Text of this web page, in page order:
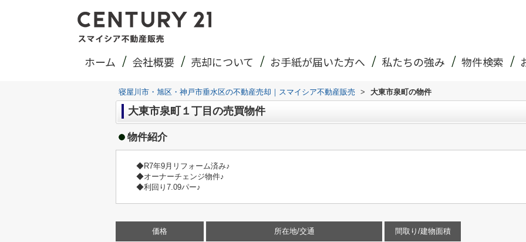
ホーム 会社概要 売却について お手紙が届いた方へ 私たちの強み 物件検索
寝屋川市・旭区・神戸市垂水区の不動産売却｜スマイシア不動産販売 > 大東市泉町の物件
大東市泉町１丁目の売買物件
物件紹介
◆R7年9月リフォーム済み♪
◆オーナーチェンジ物件♪
◆利回り7.09パー♪
価格 所在地/交通
間取り/建物面積